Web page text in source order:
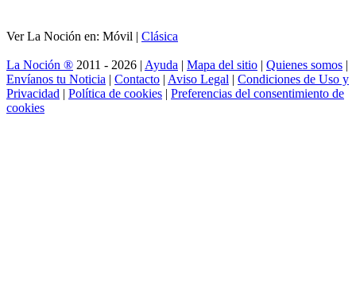
Ver La Noción en: Móvil | Clásica
La Noción ® 2011 - 2026 | Ayuda | Mapa del sitio | Quienes somos |
Envíanos tu Noticia | Contacto | Aviso Legal | Condiciones de Uso y
Privacidad | Política de cookies | Preferencias del consentimiento de
cookies